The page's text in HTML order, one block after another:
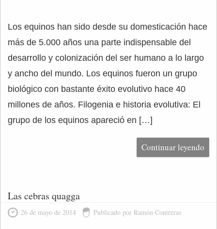
Los equinos han sido desde su domesticación hace
más de 5.000 años una parte indispensable del
desarrollo y colonización del ser humano a lo largo
y ancho del mundo. Los equinos fueron un grupo
biológico con bastante éxito evolutivo hace 40
millones de años. Filogenia e historia evolutiva: El
grupo de los equinos apareció en […]
Continuar leyendo
Las cebras quagga
26 de mayo de 2014 Publicado por Ramón Contreras